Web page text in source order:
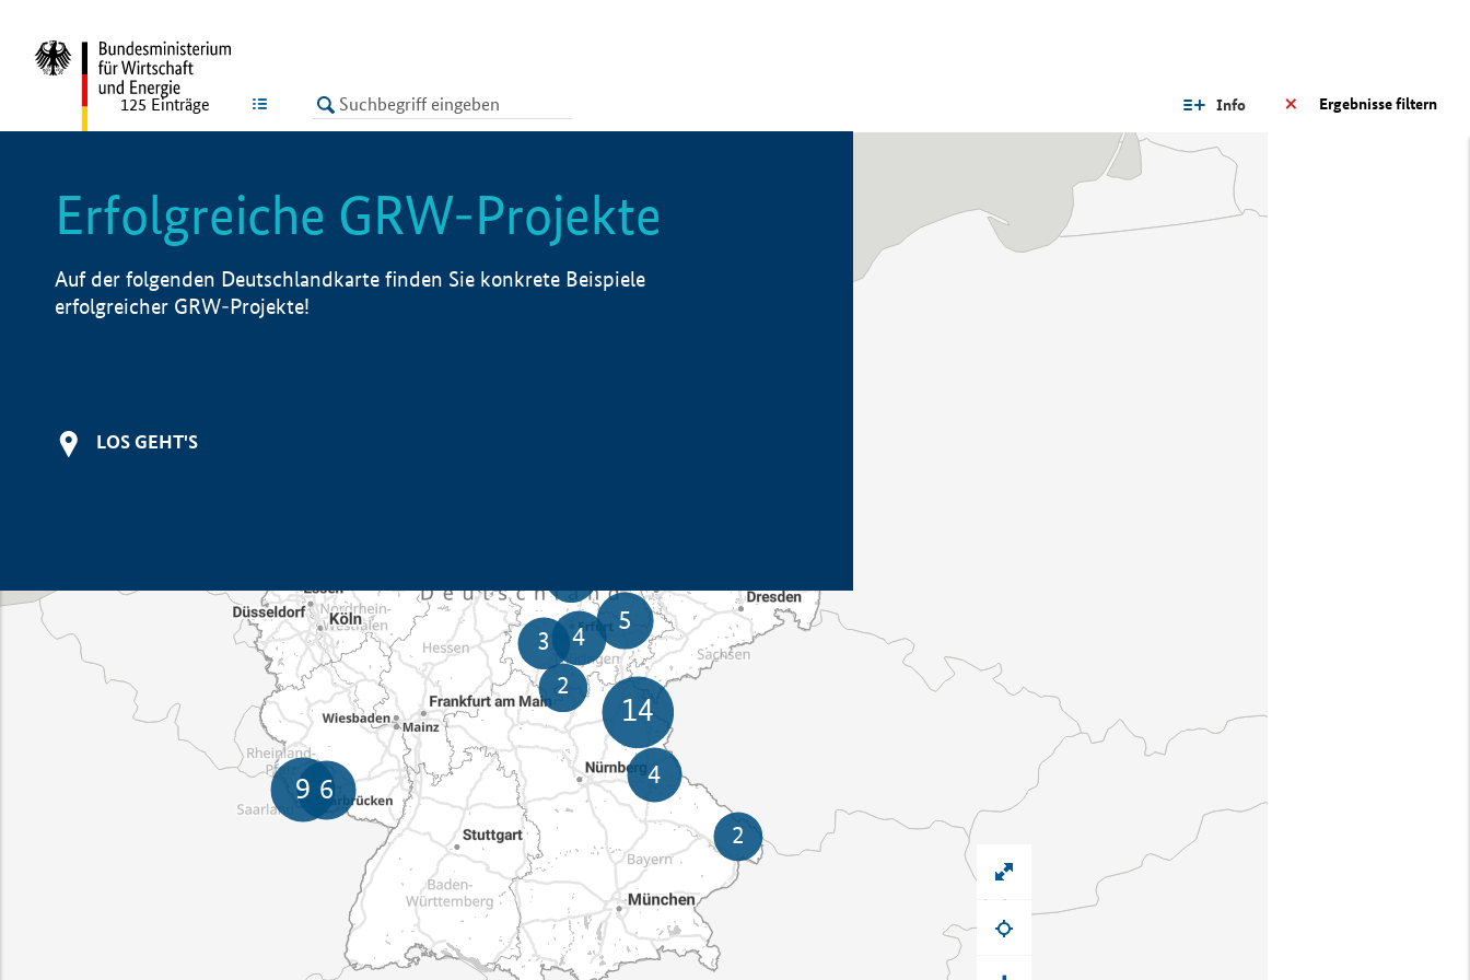
LISTE Ergebnisse filtern
Info
125 Einträge
Erfolgreiche GRW-Projekte
Auf der folgenden Deutschlandkarte finden Sie konkrete Beispiele
erfolgreicher GRW-Projekte!
LOS GEHT'S